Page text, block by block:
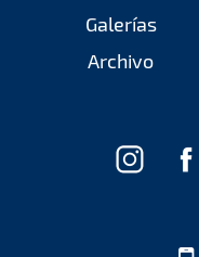
Galerías
Archivo